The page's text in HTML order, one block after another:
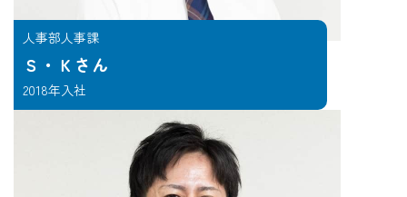
人事部人事課
Ｓ・Ｋさん
2018年入社